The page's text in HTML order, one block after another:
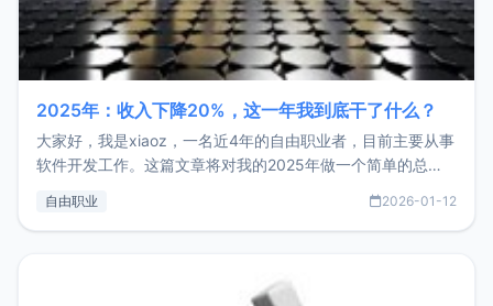
2025年：收入下降20%，这一年我到底干了什么？
大家好，我是xiaoz，一名近4年的自由职业者，目前主要从事
软件开发工作。这篇文章将对我的2025年做一个简单的总
收入下降20%，但却过得很充实，2026年不求突破，但求保
自由职业 2026-01-12